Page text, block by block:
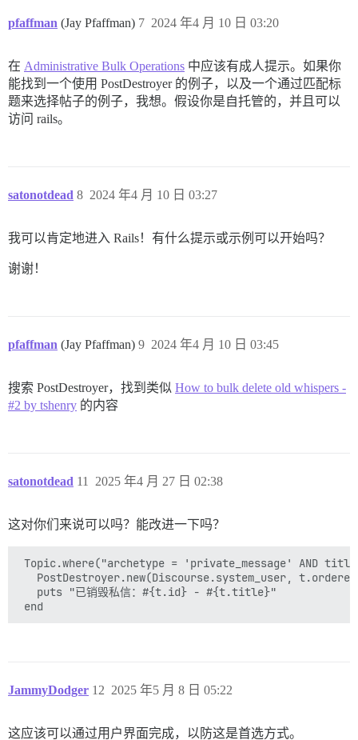
pfaffman (Jay Pfaffman) 2024 年4 月 10 日 03:20
7
在 Administrative Bulk Operations 中应该有成人提示。如果你
能找到一个使用 PostDestroyer 的例子，以及一个通过匹配标
题来选择帖子的例子，我想。假设你是自托管的，并且可以
访问 rails。
satonotdead 2024 年4 月 10 日 03:27
8
我可以肯定地进入 Rails！有什么提示或示例可以开始吗？
谢谢！
pfaffman (Jay Pfaffman) 2024 年4 月 10 日 03:45
9
搜索 PostDestroyer，找到类似 How to bulk delete old whispers -
#2 by tshenry 的内容
satonotdead 2025 年4 月 27 日 02:38
11
这对你们来说可以吗？能改进一下吗？
Topic.where("archetype = 'private_message' AND
PostDestroyer.new(Discourse.system_user,
   puts "已销毁私信：#{t.id} - #{t.title}"
JammyDodger 2025 年5 月 8 日 05:22
12
这应该可以通过用户界面完成，以防这是首选方式。